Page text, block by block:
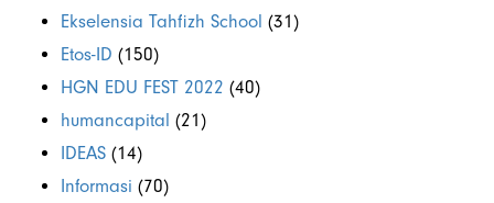
Ekselensia Tahfizh School (31)
Etos-ID (150)
HGN EDU FEST 2022 (40)
humancapital (21)
IDEAS (14)
Informasi (70)